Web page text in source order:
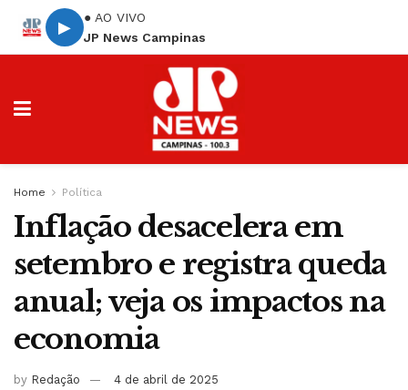
▶
● AO VIVO
JP News Campinas
Home Política
Inflação desacelera em
setembro e registra queda
anual; veja os impactos na
economia
by Redação 4 de abril de 2025